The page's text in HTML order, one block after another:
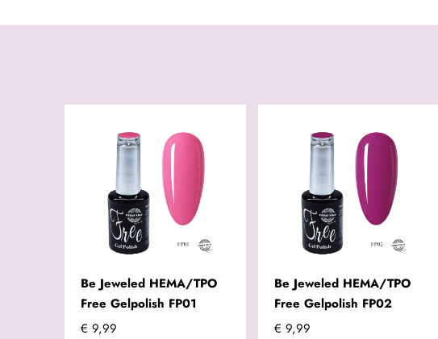
Be Jeweled HEMA/TPO
Free Gelpolish FP01
€ 9,99
Be Jeweled HEMA/TPO
Free Gelpolish FP02
€ 9,99